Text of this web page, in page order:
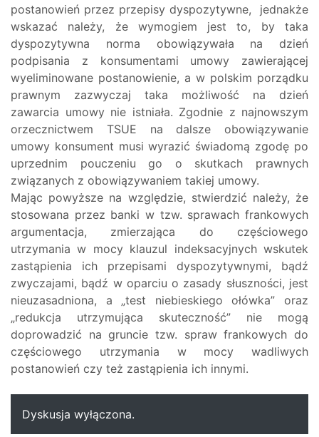
postanowień przez przepisy dyspozytywne, jednakże
wskazać należy, że wymogiem jest to, by taka
dyspozytywna norma obowiązywała na dzień
podpisania z konsumentami umowy zawierającej
wyeliminowane postanowienie, a w polskim porządku
prawnym zazwyczaj taka możliwość na dzień
zawarcia umowy nie istniała. Zgodnie z najnowszym
orzecznictwem TSUE na dalsze obowiązywanie
umowy konsument musi wyrazić świadomą zgodę po
uprzednim pouczeniu go o skutkach prawnych
związanych z obowiązywaniem takiej umowy.
Mając powyższe na względzie, stwierdzić należy, że
stosowana przez banki w tzw. sprawach frankowych
argumentacja, zmierzająca do częściowego
utrzymania w mocy klauzul indeksacyjnych wskutek
zastąpienia ich przepisami dyspozytywnymi, bądź
zwyczajami, bądź w oparciu o zasady słuszności, jest
nieuzasadniona, a „test niebieskiego ołówka” oraz
„redukcja utrzymująca skuteczność” nie mogą
doprowadzić na gruncie tzw. spraw frankowych do
częściowego utrzymania w mocy wadliwych
postanowień czy też zastąpienia ich innymi.
Dyskusja wyłączona.